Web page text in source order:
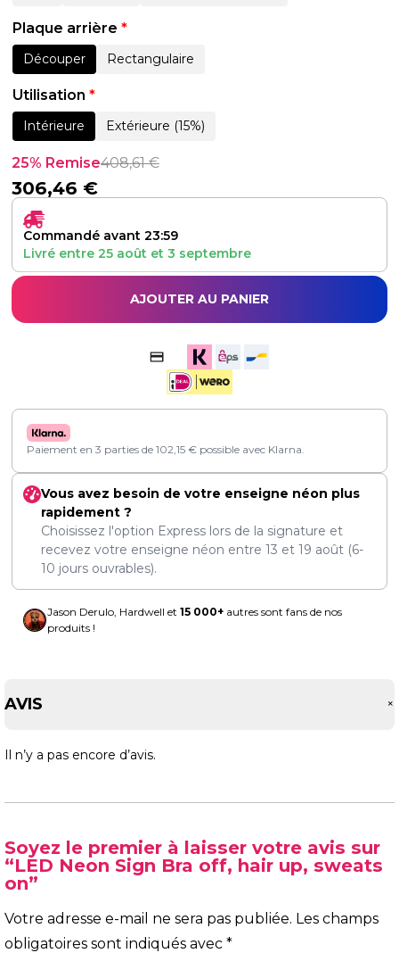
Plaque arrière *
Découper Rectangulaire
Utilisation *
Intérieure Extérieure (15%)
25% Remise408,61€
306,46 €
Commandé avant 23:59
Livré entre 25 août et 3 septembre
AJOUTER AU PANIER
Paiement en 3 parties de 102,15 € possible avec Klarna.
Vous avez besoin de votre enseigne néon plus
rapidement ?
Choisissez l'option Express lors de la signature et
recevez votre enseigne néon entre 13 et 19 août (6-
10 jours ouvrables).
Jason Derulo, Hardwell et 15 000+ autres sont fans de nos
produits !
AVIS +
Il n’y a pas encore d’avis.
Soyez le premier à laisser votre avis sur
“LED Neon Sign Bra off, hair up, sweats
on”
Votre adresse e-mail ne sera pas publiée. Les champs
obligatoires sont indiqués avec *